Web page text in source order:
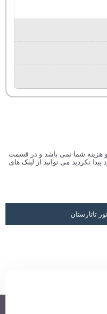
هزینه شما نمی باشد و در قسمت
نکردید می توانید از لینک های
تاتارستان